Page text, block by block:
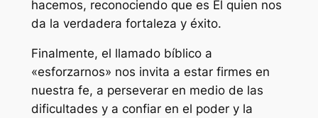
hacemos, reconociendo que es Él quien nos
da la verdadera fortaleza y éxito.
Finalmente, el llamado bíblico a
«esforzarnos» nos invita a estar firmes en
nuestra fe, a perseverar en medio de las
dificultades y a confiar en el poder y la